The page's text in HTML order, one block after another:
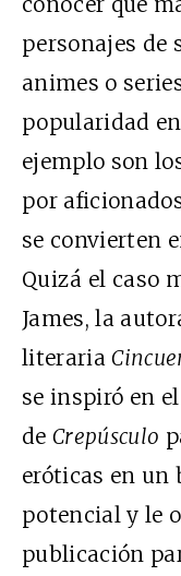
personajes de
animes o
popularidad
ejemplo son
por
se convierten
Quizá el caso
James, la
literaria
se inspiró en
deCrepúsculo
eróticas en un
potencial y le
publicación